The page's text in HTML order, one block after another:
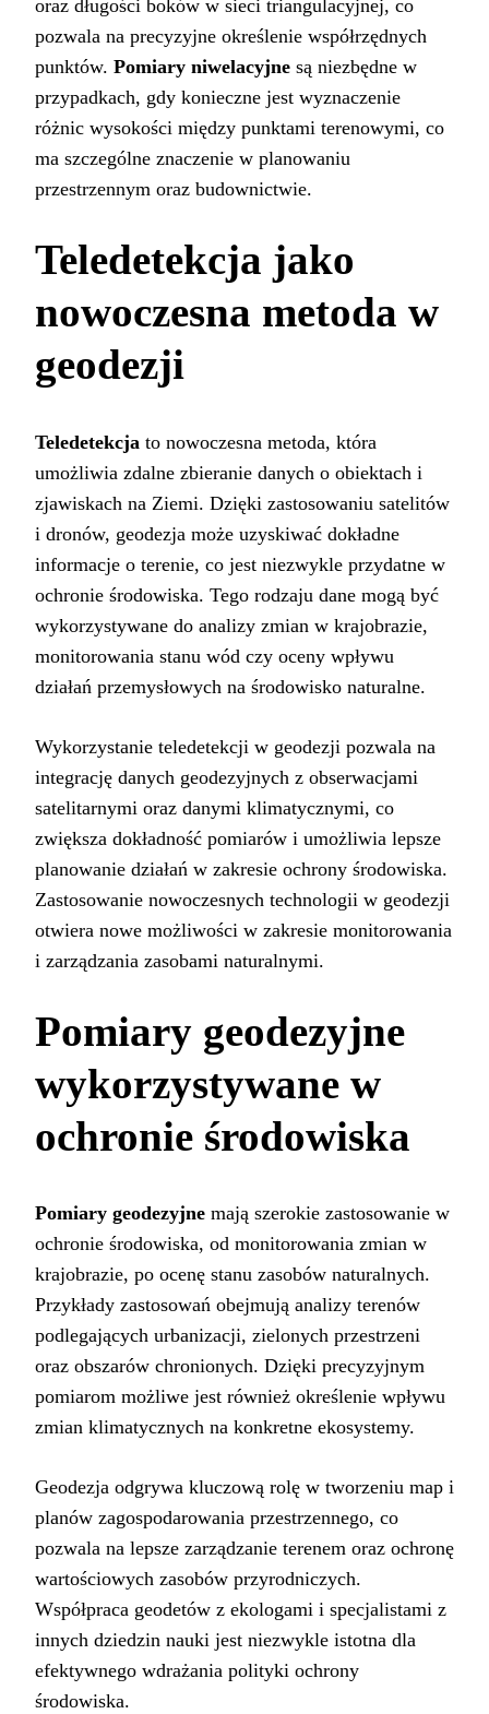
oraz długości boków w sieci triangulacyjnej, co
pozwala na precyzyjne określenie współrzędnych
punktów. Pomiary niwelacyjne są niezbędne w
przypadkach, gdy konieczne jest wyznaczenie
różnic wysokości między punktami terenowymi, co
ma szczególne znaczenie w planowaniu
przestrzennym oraz budownictwie.
Teledetekcja jako
nowoczesna metoda w
geodezji
Teledetekcja to nowoczesna metoda, która
umożliwia zdalne zbieranie danych o obiektach i
zjawiskach na Ziemi. Dzięki zastosowaniu satelitów
i dronów, geodezja może uzyskiwać dokładne
informacje o terenie, co jest niezwykle przydatne w
ochronie środowiska. Tego rodzaju dane mogą być
wykorzystywane do analizy zmian w krajobrazie,
monitorowania stanu wód czy oceny wpływu
działań przemysłowych na środowisko naturalne.
Wykorzystanie teledetekcji w geodezji pozwala na
integrację danych geodezyjnych z obserwacjami
satelitarnymi oraz danymi klimatycznymi, co
zwiększa dokładność pomiarów i umożliwia lepsze
planowanie działań w zakresie ochrony środowiska.
Zastosowanie nowoczesnych technologii w geodezji
otwiera nowe możliwości w zakresie monitorowania
i zarządzania zasobami naturalnymi.
Pomiary geodezyjne
wykorzystywane w
ochronie środowiska
Pomiary geodezyjne mają szerokie zastosowanie w
ochronie środowiska, od monitorowania zmian w
krajobrazie, po ocenę stanu zasobów naturalnych.
Przykłady zastosowań obejmują analizy terenów
podlegających urbanizacji, zielonych przestrzeni
oraz obszarów chronionych. Dzięki precyzyjnym
pomiarom możliwe jest również określenie wpływu
zmian klimatycznych na konkretne ekosystemy.
Geodezja odgrywa kluczową rolę w tworzeniu map i
planów zagospodarowania przestrzennego, co
pozwala na lepsze zarządzanie terenem oraz ochronę
wartościowych zasobów przyrodniczych.
Współpraca geodetów z ekologami i specjalistami z
innych dziedzin nauki jest niezwykle istotna dla
efektywnego wdrażania polityki ochrony
środowiska.